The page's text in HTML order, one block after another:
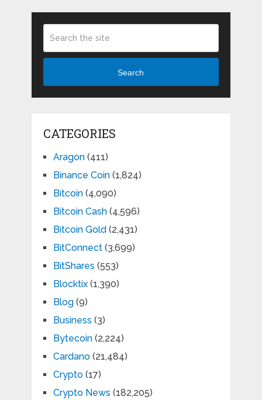
Search
CATEGORIES
Aragon(411)
Binance Coin(1,824)
Bitcoin(4,090)
Bitcoin Cash(4,596)
Bitcoin Gold (2,431)
BitConnect(3,699)
BitShares (553)
Blocktix(1,390)
Blog(9)
Business (3)
Bytecoin(2,224)
Cardano(21,484)
Crypto(17)
Crypto News (182,205)